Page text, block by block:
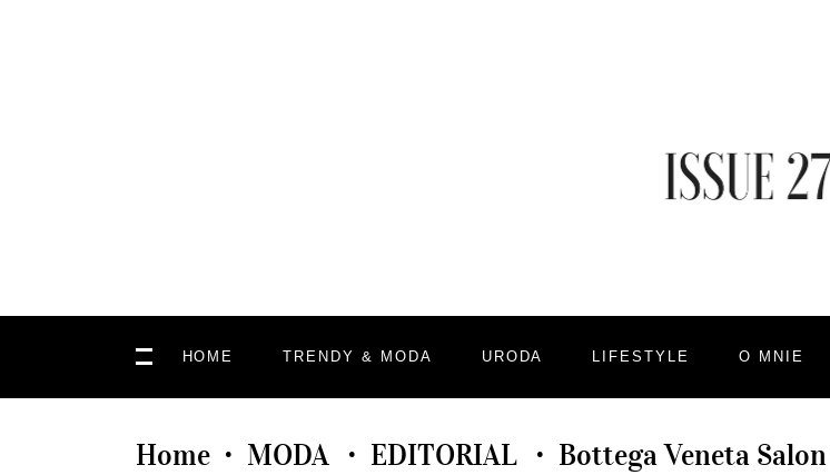
HOME TRENDY & MODA URODA LIFESTYLE O MNIE
Home • MODA • EDITORIAL • Bottega Veneta